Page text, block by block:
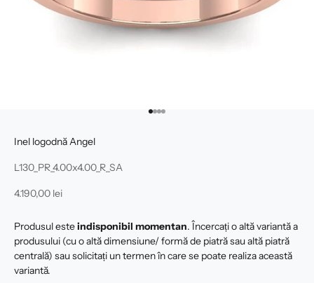
Mergi la articolul 1
Mergi la articolul 2
Mergi la articolul 3
Mergi la articolul 4
Inel logodnă Angel
L130_PR_4.00x4.00_R_SA
Preț redus
4.190,00 lei
Produsul esteindisponibil momentan. Încercați o altă variantă a
produsului (cu o altă dimensiune/ formă de piatră sau altă piatră
centrală) sau solicitați un termen în care se poate realiza această
variantă.